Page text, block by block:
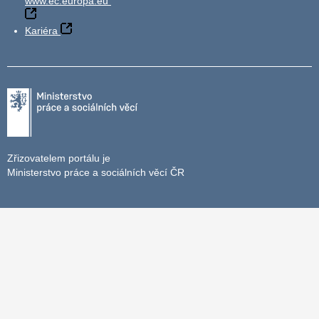
Kariéra
Zřizovatelem portálu je
Ministerstvo práce a sociálních věcí ČR